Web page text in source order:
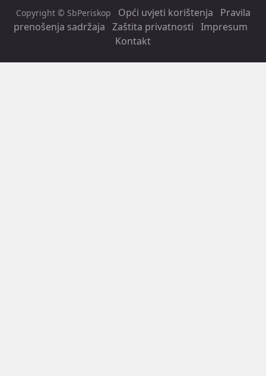
Copyright © SbPeriskop Opći uvjeti korištenja
Pravila
prenošenja sadržaja Zaštita privatnosti Impresum
Kontakt